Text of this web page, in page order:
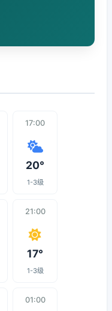
17:00
20°
1-3级
21:00
17°
1-3级
01:00